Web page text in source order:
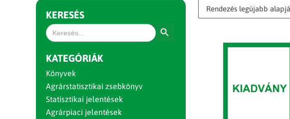
KERESÉS
Search
for:
KATEGÓRIÁK
Könyvek
Agrárstatisztikai zsebkönyv
Statisztikai jelentések
Agrárpiaci jelentések